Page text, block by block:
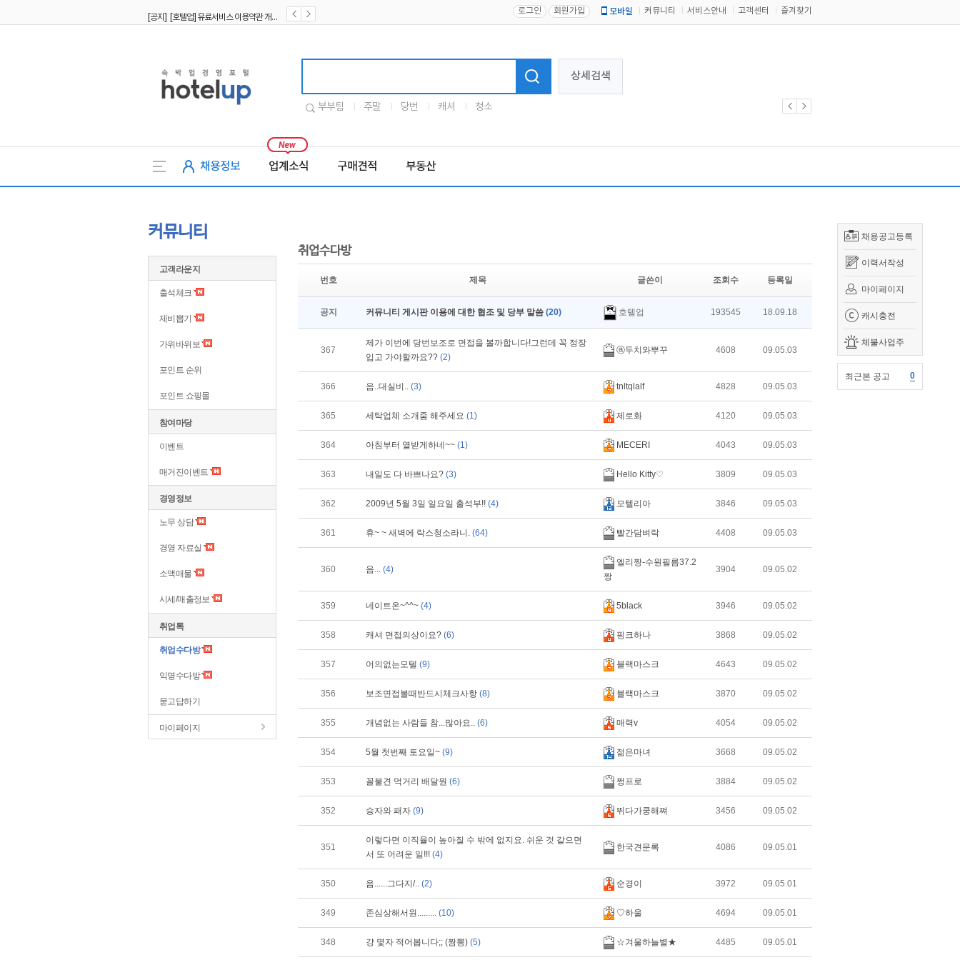
로그인 회원가입 모바일 커뮤니티 서비스안내 고객센터 즐겨찾기
상세검색
부부팀 주말 당번 캐셔 청소
채용정보 업계소식 구매견적 부동산
채용공고등록
이력서작성
마이페이지
캐시충전
체불사업주
최근본 공고 0
커뮤니티
고객라운지
출석체크
제비뽑기
가위바위보
포인트 순위
포인트 쇼핑몰
참여마당
이벤트
매거진이벤트
경영정보
노무 상담
경영 자료실
소액매물
시세/매출정보
취업톡
취업수다방
익명수다방
묻고답하기
마이페이지
취업수다방
번호 제목 글쓴이 조회수 등록일
공지 커뮤니티 게시판 이용에 대한 협조 및 당부 말씀 (20) 호텔업 193545 18.09.18
367
제가 이번에 당번보조로 면접을 볼까합니다!그런데 꼭 정장
입고 가야할까요?? (2)
ⓐ두치와뿌꾸 4608 09.05.03
366 음..대실비.. (3) tnltqlalf 4828 09.05.03
365 세탁업체 소개줌 해주세요 (1) 제로화 4120 09.05.03
364 아침부터 열받게하네~~ (1) MECERI 4043 09.05.03
363 내일도 다 바쁘나요? (3) Hello Kitty♡ 3809 09.05.03
362 2009년 5월 3일 일요일 출석부!! (4) 모텔리아 3846 09.05.03
361 휴~ ~ 새벽에 락스청소라니. (64) 빨간담벼락 4408 09.05.03
360 음... (4)
엘리짱-수원필름37.2
짱
3904 09.05.02
359 네이트온~^^~ (4) 5black 3946 09.05.02
358 캐셔 면접의상이요? (6) 핑크하나 3868 09.05.02
357 어의없는모텔 (9) 블랙마스크 4643 09.05.02
356 보조면접볼때반드시체크사항 (8) 블랙마스크 3870 09.05.02
355 개념없는 사람들 참...많아요.. (6) 매력v 4054 09.05.02
354 5월 첫번째 토요일~ (9) 젊은마녀 3668 09.05.02
353 꼴불견 먹거리 배달원 (6) 쩡프로 3884 09.05.02
352 승자와 패자 (9) 뛰다가쿵해쪄 3456 09.05.02
351
이렇다면 이직율이 높아질 수 밖에 없지요. 쉬운 것 같으면
서 또 어려운 일!!! (4)
한국견문록 4086 09.05.01
350 음......그다지/.. (2) 순경이 3972 09.05.01
349 존심상해서원......... (10) ♡하울 4694 09.05.01
348 걍 몇자 적어봅니다;; (짬뽕) (5) ☆겨울하늘별★ 4485 09.05.01